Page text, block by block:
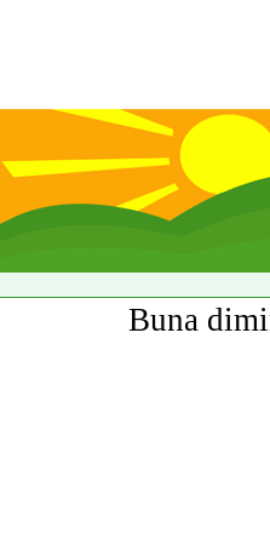
Buna